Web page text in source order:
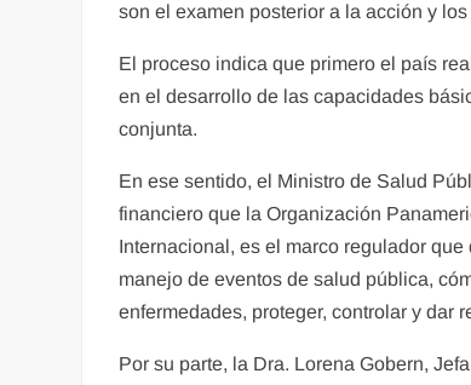
son el examen posterior a la acción y
El proceso indica que primero el país
en el desarrollo de las capacidades
conjunta.
En ese sentido, el Ministro de Salud
financiero que la Organización
Internacional, es el marco regulador
manejo de eventos de salud pública,
enfermedades, proteger, controlar y dar
Por su parte, la Dra. Lorena Gobern,